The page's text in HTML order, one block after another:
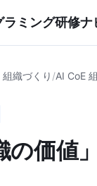
ラミング研修ナ
織づくり /AI CoE
の価値